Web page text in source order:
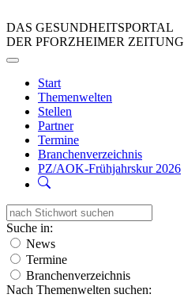
DAS GESUNDHEITSPORTAL
DER PFORZHEIMER ZEITUNG
Start
Themenwelten
Stellen
Partner
Termine
Branchenverzeichnis
PZ/AOK-Frühjahrskur 2026
Suche in:
News
Termine
Branchenverzeichnis
Nach Themenwelten suchen: